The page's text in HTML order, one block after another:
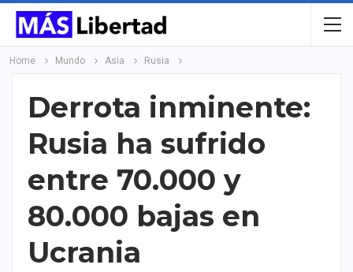
Home Mundo Asia Rusia
Derrota inminente:
Rusia ha sufrido
entre 70.000 y
80.000 bajas en
Ucrania